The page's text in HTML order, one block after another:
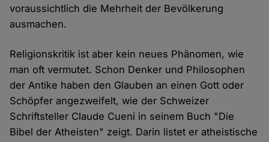
voraussichtlich die Mehrheit der Bevölkerung
ausmachen.
Religionskritik ist aber kein neues Phänomen, wie
man oft vermutet. Schon Denker und Philosophen
der Antike haben den Glauben an einen Gott oder
Schöpfer angezweifelt, wie der Schweizer
Schriftsteller Claude Cueni in seinem Buch "Die
Bibel der Atheisten" zeigt. Darin listet er atheistische